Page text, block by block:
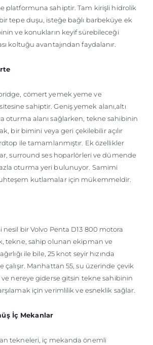
platformuna sahiptir. Tam kirişli hidrolik
tepe duşu, isteğe bağlı barbeküye ek
ve konukların keyif sürebileceği
koltuğu avantajından faydalanır.
cömert yemek yeme ve
sahiptir. Geniş yemek alanı,altı
oturma alanı sağlarken, tekne sahibinin
bir bimini veya geri çekilebilir açılır
ile tamamlanmıştır. Ek özellikler
surround ses hoparlörleri ve dümende
oturma yeri bulunuyor. Samimi
kutlamalar için mükemmeldir.
nesil bir Volvo Penta D13 800 motora
tekne, sahip olunan ekipman ve
ile bile, 25 knot seyir hızında
çalışır. Manhattan 55, su üzerinde çevik
nereye giderse gitsin tekne sahibinin
için verimlilik ve esneklik sağlar.
İç Mekanlar
tekneleri, iç mekanda önemli